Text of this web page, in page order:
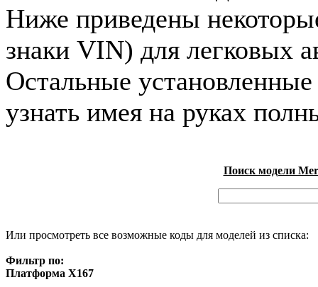
Ниже приведены
знаки VIN) для легковых
Остальные
узнать имея на руках
Поиск модели
Или просмотреть все возможные коды для моделей из списка:
Фильтр по:
Платформа X167